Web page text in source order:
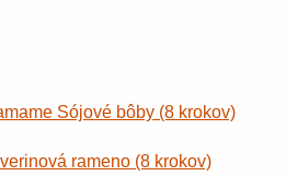
Sójové bôby (8 krokov)
rameno (8 krokov)